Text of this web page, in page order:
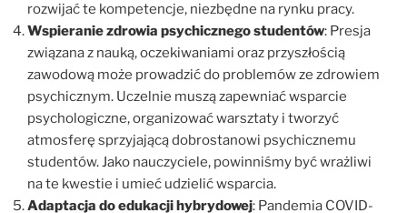
rozwijać te kompetencje, niezbędne na rynku pracy.
Wspieranie zdrowia psychicznego studentów: Presja
związana z nauką, oczekiwaniami oraz przyszłością
zawodową może prowadzić do problemów ze zdrowiem
psychicznym. Uczelnie muszą zapewniać wsparcie
psychologiczne, organizować warsztaty i tworzyć
atmosferę sprzyjającą dobrostanowi psychicznemu
studentów. Jako nauczyciele, powinniśmy być wrażliwi
na te kwestie i umieć udzielić wsparcia.
Adaptacja do edukacji hybrydowej: Pandemia COVID-